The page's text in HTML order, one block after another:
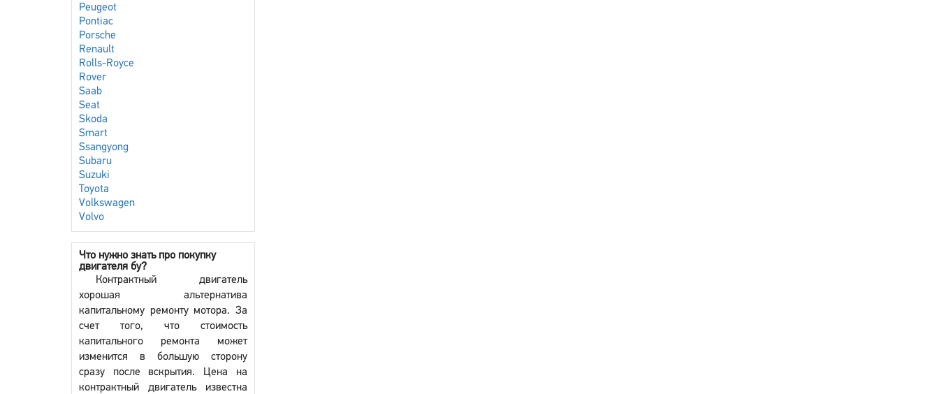
Peugeot
Pontiac
Porsche
Renault
Rolls-Royce
Rover
Saab
Seat
Skoda
Smart
Ssangyong
Subaru
Suzuki
Toyota
Volkswagen
Volvo
Что нужно знать про покупку
двигателя бу?
Контрактный двигатель
хорошая альтернатива
капитальному ремонту мотора. За
счет того, что стоимость
капитального ремонта может
изменится в большую сторону
сразу после вскрытия. Цена на
контрактный двигатель известна